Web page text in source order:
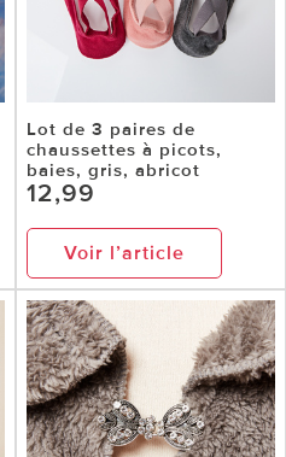
Lot de 3 paires de
chaussettes à picots,
baies, gris, abricot
12,99
Voir l’article